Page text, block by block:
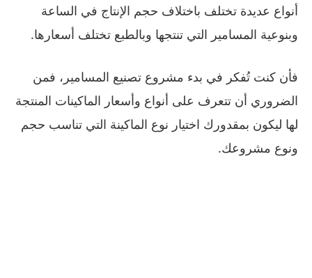
أنواع عديدة تختلف باختلاف حجم الإنتاج في الساعة
وبنوعية المسامير التي تنتجها وبالطبع تختلف أسعارها.
فأن كنت تُفكر في بدء مشروع تصنيع المسامير، فمن
الضروري أن تتعرف على أنواع وأسعار الماكينات المنتجة
لها ليكون بمقدورك اختيار نوع الماكينة التي تناسب حجم
ونوع مشروعك.